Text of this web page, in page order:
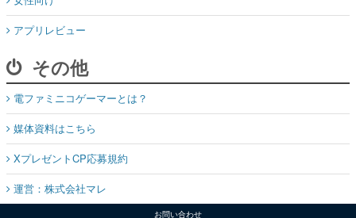
その他
電ファミニコゲーマーとは？
媒体資料はこちら
XプレゼントCP応募規約
運営：株式会社マレ